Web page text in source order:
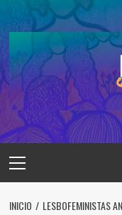
al
contenido
principal
INICIO LESBOFEMINISTAS